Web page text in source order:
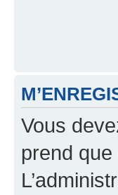
Vous
prend